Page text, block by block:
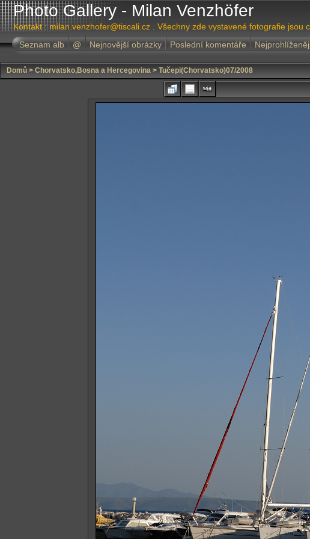
Photo Gallery - Milan Venzhöfer
Kontakt : milan.venzhofer@tiscali.cz . Všechny zde vystavené fotografie
Seznam alb
@ Nejnovější obrázky Poslední komentáře
Domů > Chorvatsko,Bosna a Hercegovina > Tučepi(Chorvatsko)07/2008